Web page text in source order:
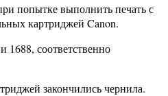
попытке выполнить печать с
картриджей Canon.
1688, соответственно
закончились чернила.